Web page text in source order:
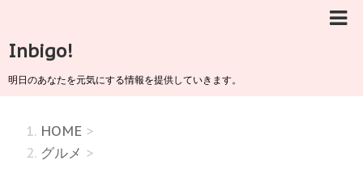
Inbigo!
明日のあなたを元気にする情報を提供していきます。
HOME >
グルメ >